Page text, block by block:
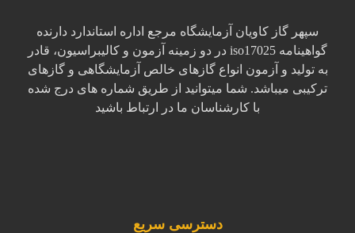
سپهر گاز کاویان آزمایشگاه مرجع اداره استاندارد دارنده
گواهینامه iso17025 در دو زمینه آزمون و کالیبراسیون، قادر
به تولید و آزمون انواع گازهای خالص آزمایشگاهی و گازهای
ترکیبی میباشد. شما میتوانید از طریق شماره های درج شده
با کارشناسان ما در ارتباط باشید
دسترسی سریع